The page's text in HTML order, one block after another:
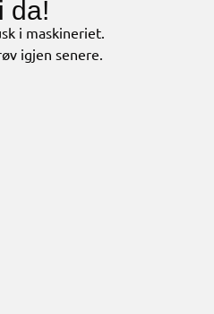
da!
i maskineriet.
igjen senere.